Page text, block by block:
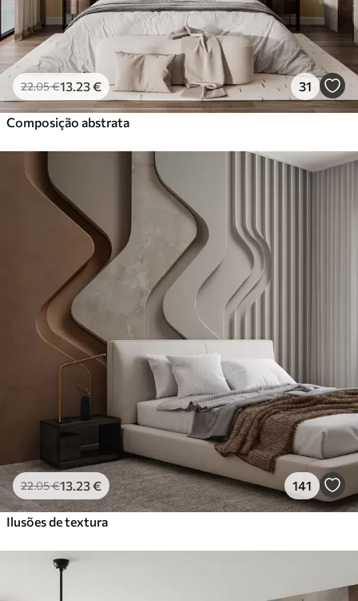
22.05€13.23€ 31
Composição abstrata
22.05€13.23€ 141
Ilusões de textura